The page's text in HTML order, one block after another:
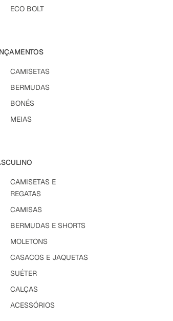
ECO BOLT
CAMISETAS
BERMUDAS
BONÉS
MEIAS
CAMISETAS E
REGATAS
CAMISAS
BERMUDAS E SHORTS
MOLETONS
CASACOS E JAQUETAS
SUÉTER
CALÇAS
ACESSÓRIOS